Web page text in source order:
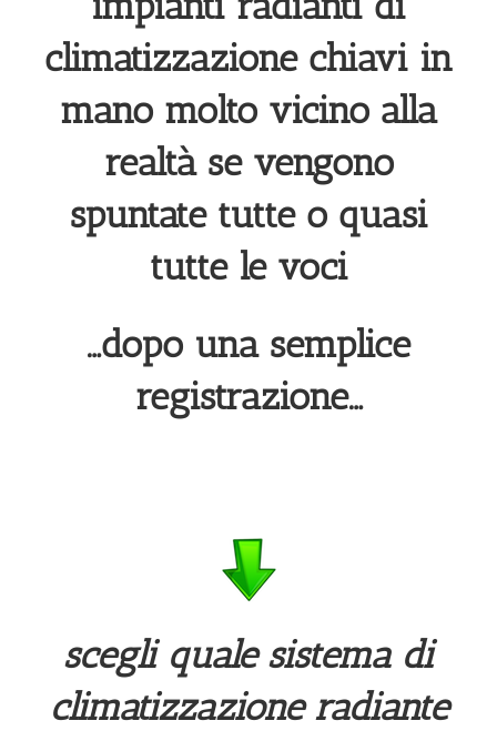
climatizzazione chiavi in
mano molto vicino alla
realtà se vengono
spuntate tutte o quasi
tutte le voci
…dopo una semplice
registrazione…
scegli quale sistema di
climatizzazione radiante